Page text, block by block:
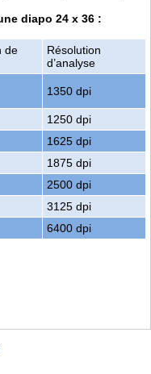
diapo 24 x 36 :
de
Résolution
d’analyse
1350 dpi
1250 dpi
1625 dpi
1875 dpi
2500 dpi
3125 dpi
6400 dpi